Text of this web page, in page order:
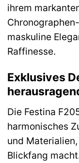
ihrem
maskuline
Raffinesse.
Exklusives
Die Festina
harmonisches
und
Blickfang